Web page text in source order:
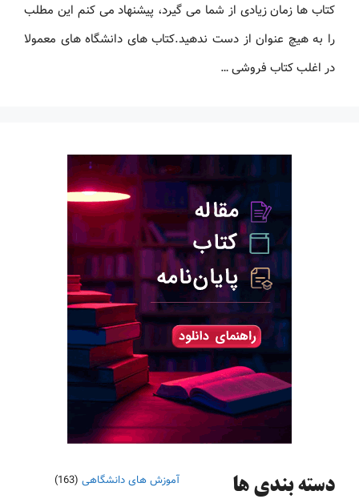
کتاب ها زمان زیادی از شما می گیرد، پیشنهاد می کنم این مطلب
را به هیچ عنوان از دست ندهید.کتاب های دانشگاه های معمولا
در اغلب کتاب فروشی …
دسته‌ بندی ها آموزش های دانشگاهی (163)